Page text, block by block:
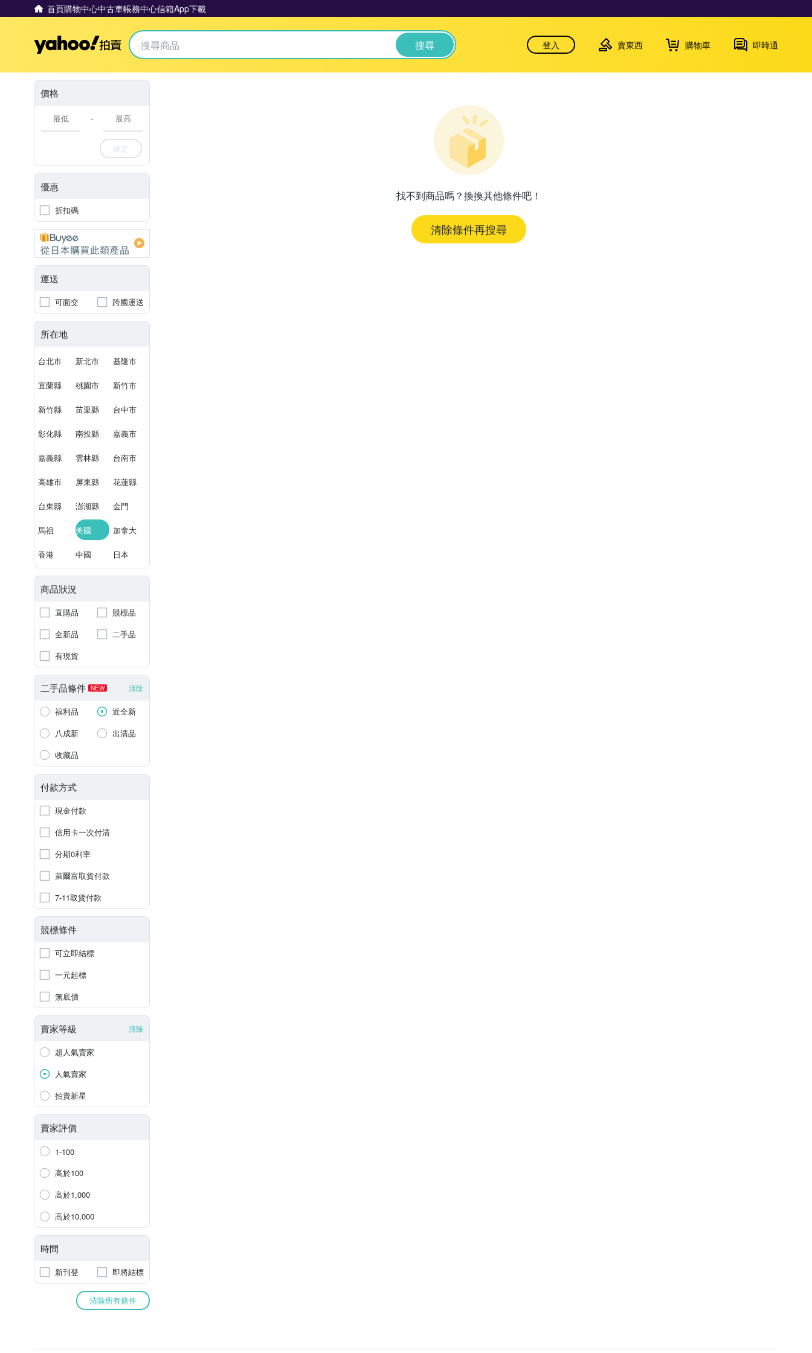
首頁購物中心中古車帳務中心信箱App下載
Yahoo拍賣 搜尋 登入 賣東西 購物車 即時通
價格
-
確定
優惠
折扣碼
運送
可面交 跨國運送
所在地
台北市 新北市 基隆市
宜蘭縣 桃園市 新竹市
新竹縣 苗栗縣 台中市
彰化縣 南投縣 嘉義市
嘉義縣 雲林縣 台南市
高雄市 屏東縣 花蓮縣
台東縣 澎湖縣 金門
馬祖 美國 加拿大
香港 中國 日本
商品狀況
直購品
競標品
全新品
二手品
有現貨
二手品條件 NEW 清除
福利品
近全新
八成新
出清品
收藏品
付款方式
現金付款
信用卡一次付清
分期0利率
萊爾富取貨付款
7-11取貨付款
競標條件
可立即結標
一元起標
無底價
賣家等級 清除
超人氣賣家
人氣賣家
拍賣新星
賣家評價
1-100
高於100
高於1,000
高於10,000
時間
新刊登 即將結標
清除所有條件
找不到商品嗎？換換其他條件吧！
清除條件再搜尋